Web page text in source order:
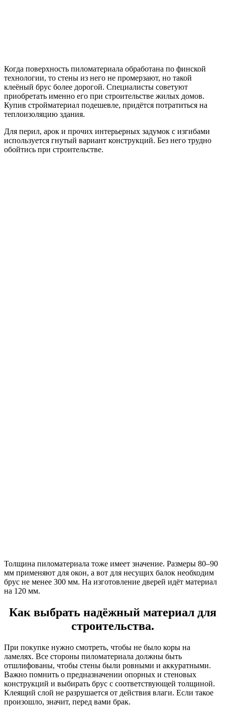
Когда поверхность пиломатериала обработана по финской
технологии, то стены из него не промерзают, но такой
клеёный брус более дорогой. Специалисты советуют
приобретать именно его при строительстве жилых домов.
Купив стройматериал подешевле, придётся потратиться на
теплоизоляцию здания.
Для перил, арок и прочих интерьерных задумок с изгибами
используется гнутый вариант конструкций. Без него трудно
обойтись при строительстве.
Толщина пиломатериала тоже имеет значение. Размеры 80–90
мм применяют для окон, а вот для несущих балок необходим
брус не менее 300 мм. На изготовление дверей идёт материал
на 120 мм.
Как выбрать надёжный материал для
строительства.
При покупке нужно смотреть, чтобы не было коры на
ламелях. Все стороны пиломатериала должны быть
отшлифованы, чтобы стены были ровными и аккуратными.
Важно помнить о предназначении опорных и стеновых
конструкций и выбирать брус с соответствующей толщиной.
Клеящий слой не разрушается от действия влаги. Если такое
произошло, значит, перед вами брак.